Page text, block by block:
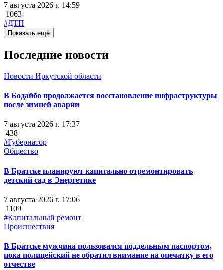
7 августа 2026 г. 14:59
1063
#ДТП
Показать ещё
Последние новости
Новости Иркутской области
В Бодайбо продолжается восстановление инфраструктуры
после зимней аварии
7 августа 2026 г. 17:37
438
#Губернатор
Общество
В Братске планируют капитально отремонтировать
детский сад в Энергетике
7 августа 2026 г. 17:06
1109
#Капитальный ремонт
Происшествия
В Братске мужчина пользовался поддельным паспортом,
пока полицейский не обратил внимание на опечатку в его
отчестве